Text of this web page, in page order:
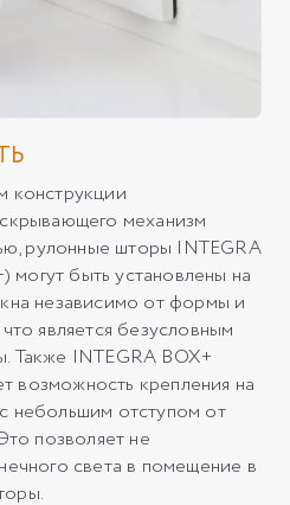
конструкции
механизм
рулонные шторы INTEGRA
быть установлены на
независимо от формы и
является безусловным
Также INTEGRA BOX+
крепления на
небольшим отступом от
позволяет не
света в помещение в